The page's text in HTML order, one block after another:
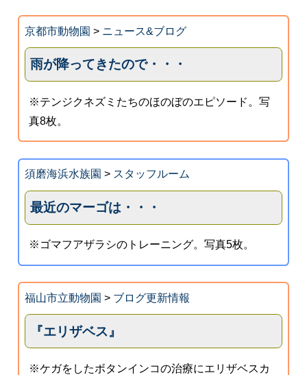
京都市動物園 > ニュース&ブログ
雨が降ってきたので・・・
※テンジクネズミたちのほのぼのエピソード。写
真8枚。
須磨海浜水族園 > スタッフルーム
最近のマーゴは・・・
※ゴマフアザラシのトレーニング。写真5枚。
福山市立動物園 > ブログ更新情報
『エリザベス』
※ケガをしたボタンインコの治療にエリザベスカ